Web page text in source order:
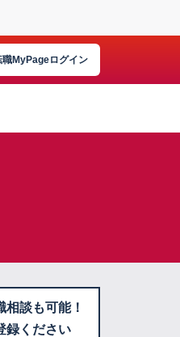
職MyPageログイン
談も可能！
録ください